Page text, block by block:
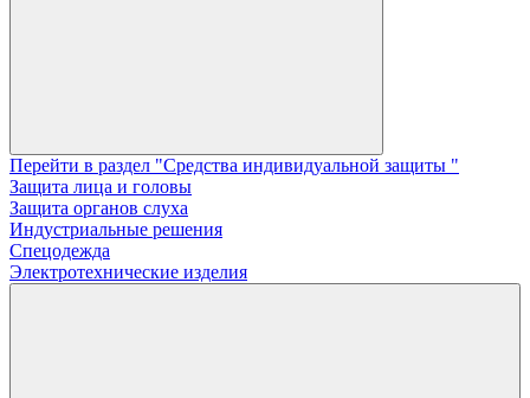
Перейти в раздел "Средства индивидуальной защиты "
Защита лица и головы
Защита органов слуха
Индустриальные решения
Спецодежда
Электротехнические изделия